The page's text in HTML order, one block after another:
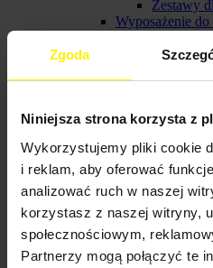
Zgoda
Niniejsza strona korzysta z
Wykorzystujemy pliki cookie
i reklam, aby oferować
analizować ruch w naszej
korzystasz z naszej witryny,
społecznościowym,
Partnerzy mogą połączyć te
Zestawy
Wyposażenie
Węże do
Profesjonalne pompy
Wyprzedaż
Bębny na węże -
Produkty polecane
Tak
Filtruj według